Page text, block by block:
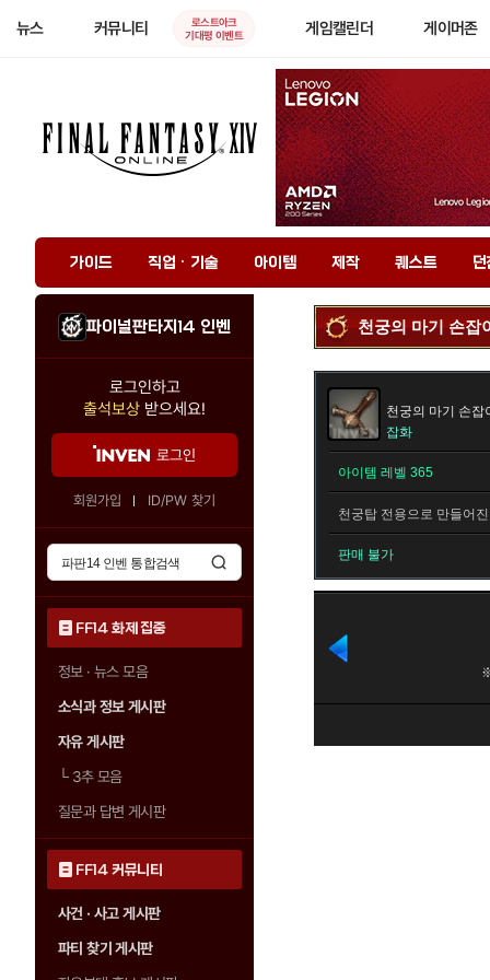
뉴스 커뮤니티
로스트아크
기대평 이벤트
게임캘린더 게이머존
가이드 직업 · 기술 아이템 제작 퀘스트
파이널판타지14 인벤
로그인하고
출석보상 받으세요!
로그인
회원가입 ID/PW 찾기
FF14 화제 집중
정보 · 뉴스 모음
소식과 정보 게시판
자유 게시판
└3추 모음
질문과 답변 게시판
FF14 커뮤니티
사건 · 사고 게시판
파티 찾기 게시판
천궁의 마기 손잡
천궁의 마기 손잡
잡화
아이템 레벨 365
천궁탑 전용으로 만들어
판매 불가